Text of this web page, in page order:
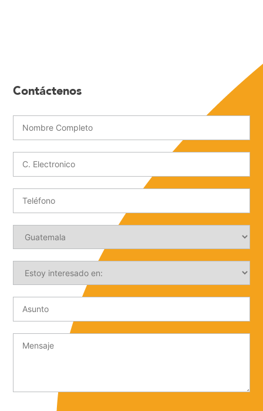
Contáctenos